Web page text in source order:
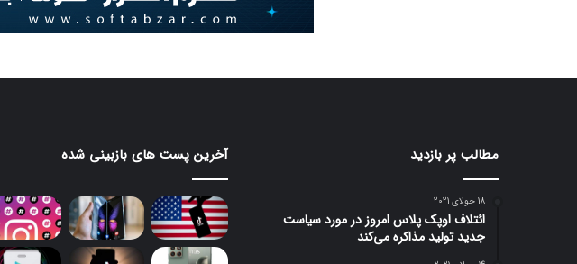
مطالب پر بازدید
18 جولای 2021
ائتلاف اوپک پلاس امروز در مورد سیاست
جدید تولید مذاکره می‌کند
آخرین پست های بازبینی شده